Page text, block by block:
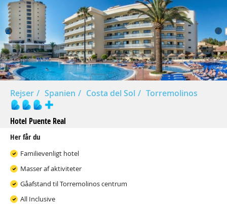
Prev
Rejser Spanien Costa del Sol Torremolinos
Hotel Puente Real
Her får du
Familievenligt hotel
Masser af aktiviteter
Gåafstand til Torremolinos centrum
All Inclusive